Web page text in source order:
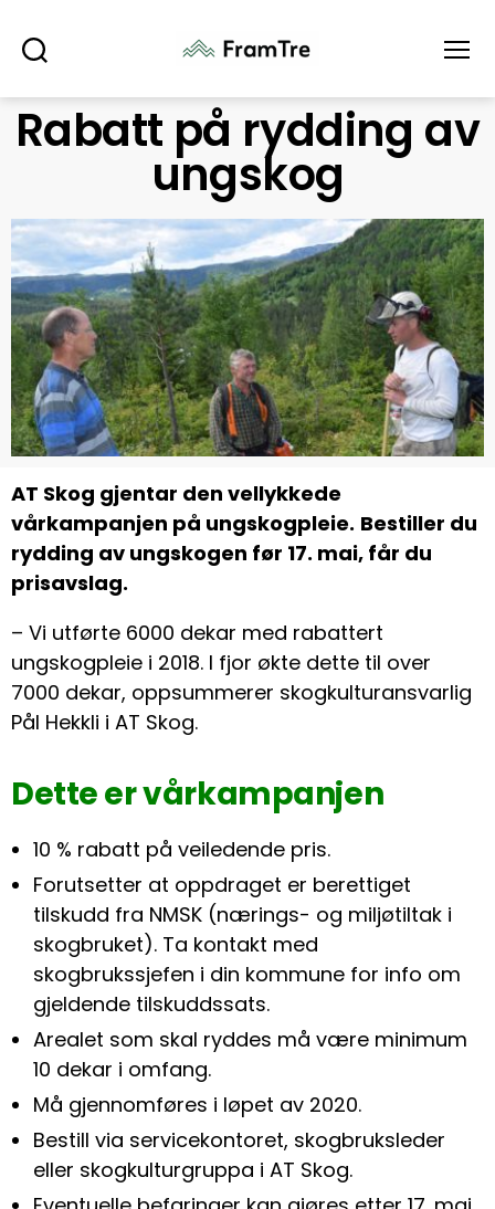
Rabatt på rydding av
ungskog
AT Skog gjentar den vellykkede
vårkampanjen på ungskogpleie. Bestiller du
rydding av ungskogen før 17. mai, får du
prisavslag.
– Vi utførte 6000 dekar med rabattert
ungskogpleie i 2018. I fjor økte dette til over
7000 dekar, oppsummerer skogkulturansvarlig
Pål Hekkli i AT Skog.
Dette er vårkampanjen
10 % rabatt på veiledende pris.
Forutsetter at oppdraget er berettiget
tilskudd fra NMSK (nærings- og miljøtiltak i
skogbruket). Ta kontakt med
skogbrukssjefen i din kommune for info om
gjeldende tilskuddssats.
Arealet som skal ryddes må være minimum
10 dekar i omfang.
Må gjennomføres i løpet av 2020.
Bestill via servicekontoret, skogbruksleder
eller skogkulturgruppa i AT Skog.